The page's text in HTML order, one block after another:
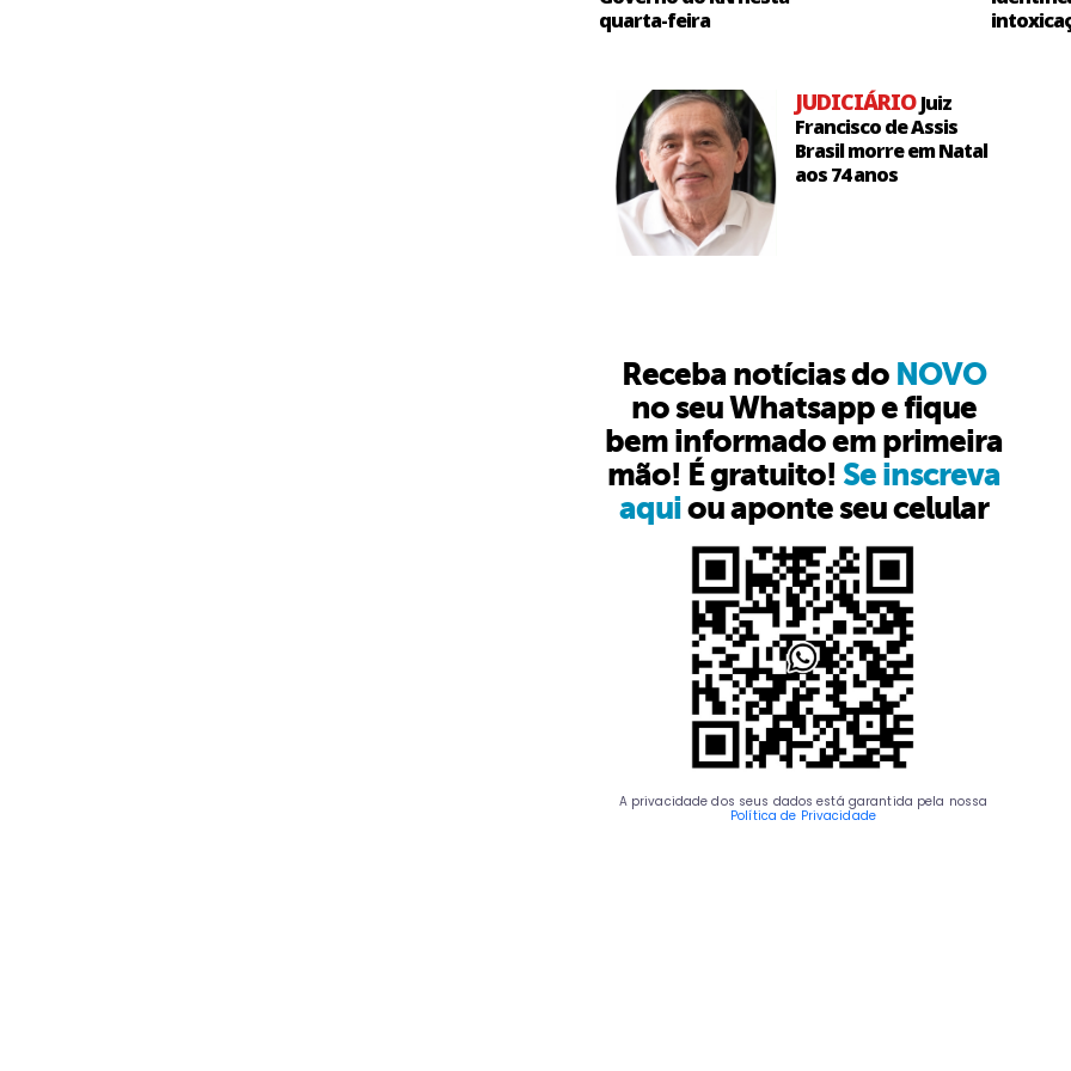
quarta-feira
JUDICIÁRIOJuiz
Francisco de Assis
Brasil morre em Natal
aos 74 anos
Receba notícias do NOVO
no seu Whatsapp e fique
bem informado em primeira
mão! É gratuito! Se inscreva
aquiou aponte seu celular
A privacidade dos seus dados está garantida pela nossa
Política de Privacidade